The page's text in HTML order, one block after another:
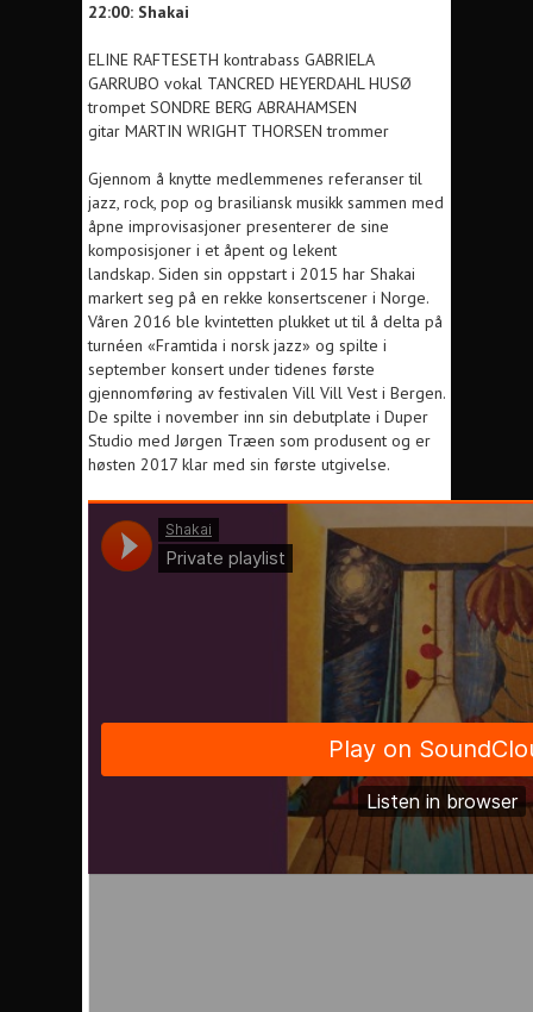
22:00: Shakai
ELINE RAFTESETH kontrabass GABRIELA
GARRUBO vokal TANCRED HEYERDAHL HUSØ
trompet SONDRE BERG ABRAHAMSEN
gitar MARTIN WRIGHT THORSEN trommer
Gjennom å knytte medlemmenes referanser til
jazz, rock, pop og brasiliansk musikk sammen med
åpne improvisasjoner presenterer de sine
komposisjoner i et åpent og lekent
landskap. Siden sin oppstart i 2015 har Shakai
markert seg på en rekke konsertscener i Norge.
Våren 2016 ble kvintetten plukket ut til å delta på
turnéen «Framtida i norsk jazz» og spilte i
september konsert under tidenes første
gjennomføring av festivalen Vill Vill Vest i Bergen.
De spilte i november inn sin debutplate i Duper
Studio med Jørgen Træen som produsent og er
høsten 2017 klar med sin første utgivelse.